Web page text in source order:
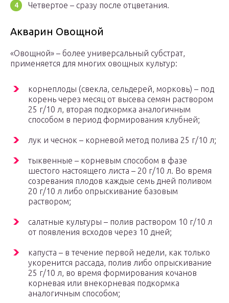
Четвертое – сразу после отцветания.
Акварин Овощной
«Овощной» – более универсальный субстрат,
применяется для многих овощных культур:
корнеплоды (свекла, сельдерей, морковь) – под
корень через месяц от высева семян раствором
25 г/10 л, вторая подкормка аналогичным
способом в период формирования клубней;
лук и чеснок – корневой метод полива 25 г/10 л;
тыквенные – корневым способом в фазе
шестого настоящего листа – 20 г/10 л. Во время
созревания плодов каждые семь дней поливом
20 г/10 л либо опрыскивание базовым
раствором;
салатные культуры – полив раствором 10 г/10 л
от появления всходов через 10 дней;
капуста – в течение первой недели, как только
укоренится рассада, полив либо опрыскивание
25 г/10 л, во время формирования кочанов
корневая или внекорневая подкормка
аналогичным способом;